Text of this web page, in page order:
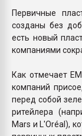
Первичные
созданы без
есть новый
компаниями
Как отмечает
компаний
перед собой
ритейлера
Mars и L'Oréal),